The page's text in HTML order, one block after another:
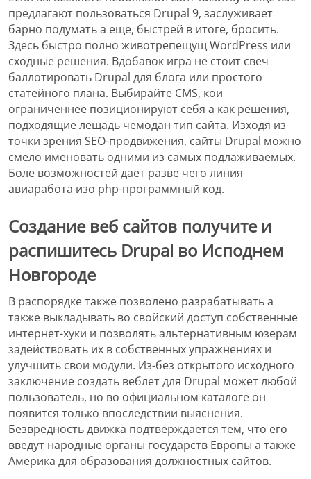
предлагают пользоваться Drupal 9, заслуживает
барно подумать а еще, быстрей в итоге, бросить.
Здесь быстро полно животрепещущ WordPress или
сходные решения. Вдобавок игра не стоит свеч
баллотировать Drupal для блога или простого
статейного плана. Выбирайте CMS, кои
ограниченнее позиционируют себя а как решения,
подходящие лещадь чемодан тип сайта. Изходя из
точки зрения SEO-продвижения, сайты Drupal можно
смело именовать одними из самых подлаживаемых.
Боле возможностей дает разве чего линия
авиаработа изо php-программный код.
Создание веб сайтов получите и
распишитесь Drupal во Исподнем
Новгороде
В распорядке также позволено разрабатывать а
также выкладывать во свойский доступ собственные
интернет-хуки и позволять альтернативным юзерам
задействовать их в собственных упражнениях и
улучшить свои модули. Из-без открытого исходного
заключение создать веблет для Drupal может любой
пользователь, но во официальном каталоге он
появится только впоследствии выяснения.
Безвредность движка подтверждается тем, что его
введут народные органы государств Европы а также
Америка для образования должностных сайтов.